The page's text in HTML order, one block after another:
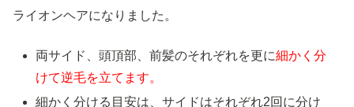
ライオンヘアになりました。
両サイド、頭頂部、前髪のそれぞれを更に細かく分
けて逆毛を立てます。
細かく分ける目安は、サイドはそれぞれ2回に分け